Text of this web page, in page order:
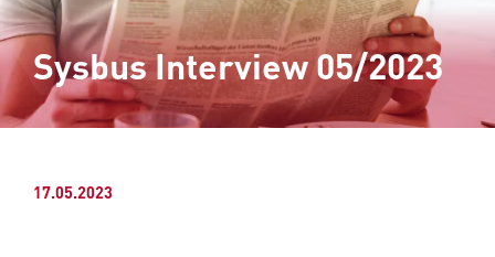
Sysbus Interview 05/2023
17.05.2023